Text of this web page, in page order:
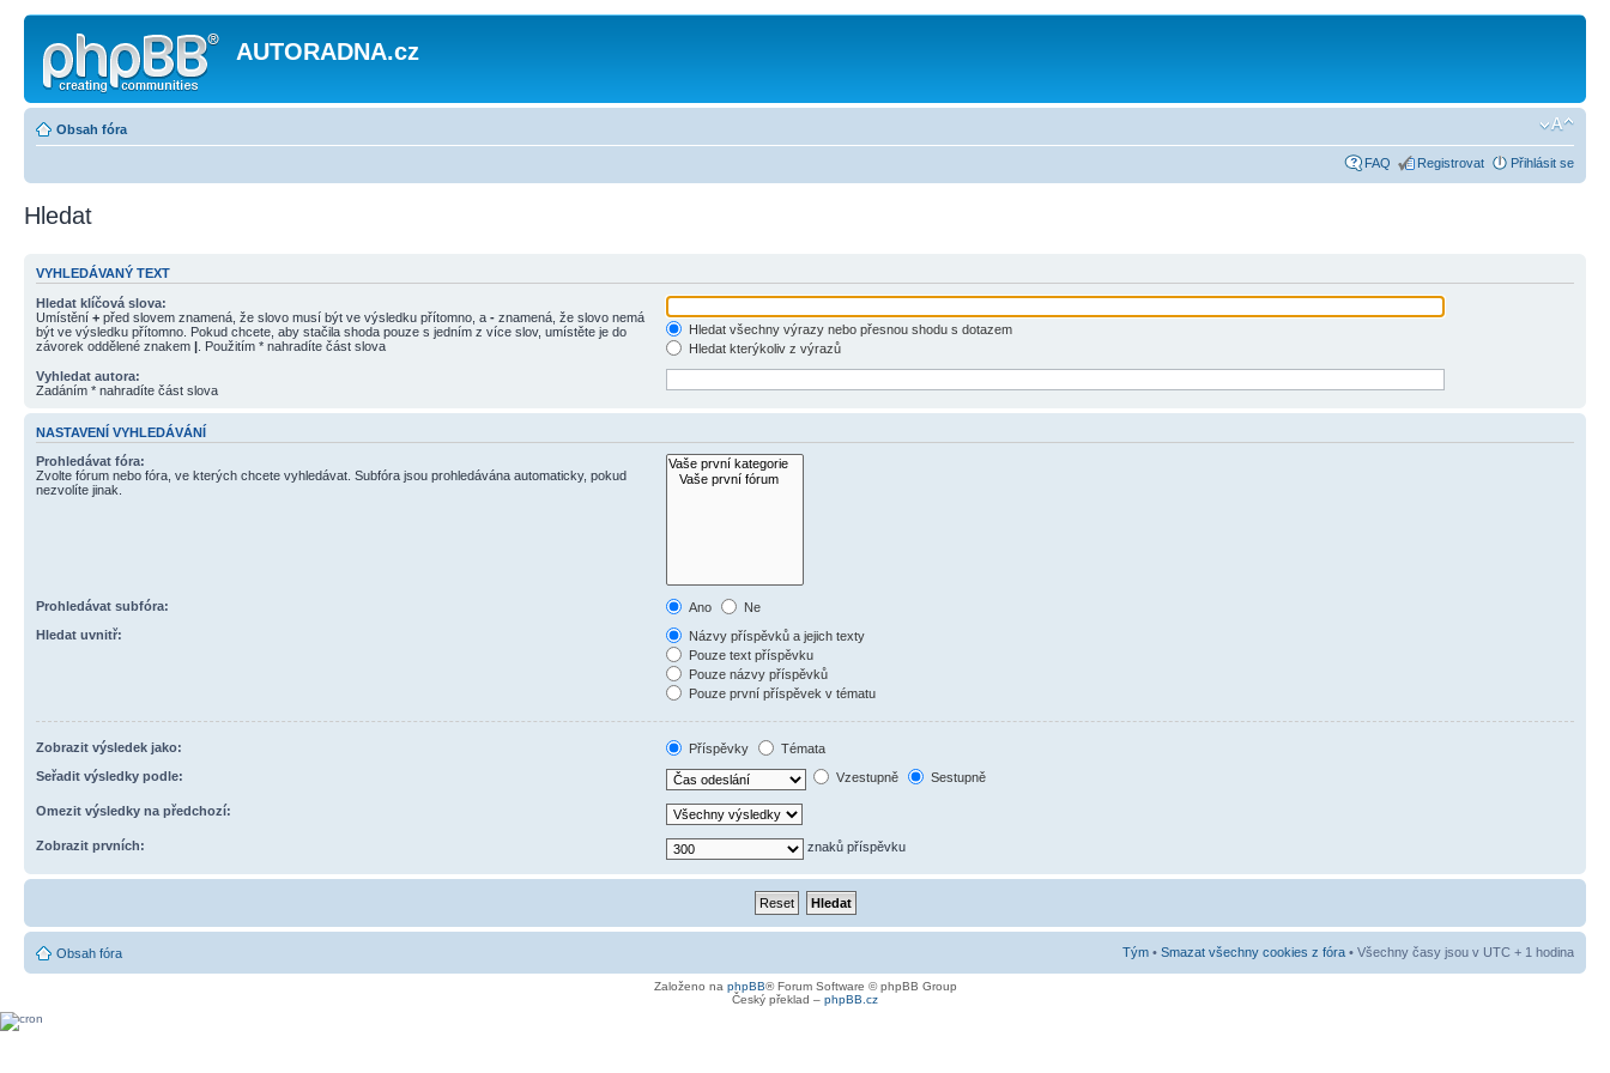
AUTORADNA.cz
Obsah fóra
FAQ Registrovat Přihlásit se
Hledat
VYHLEDÁVANÝ TEXT
Hledat klíčová slova:
Umístění + před slovem znamená, že slovo musí být ve výsledku přítomno, a - znamená, že slovo nemá
být ve výsledku přítomno. Pokud chcete, aby stačila shoda pouze s jedním z více slov, umístěte je do
závorek oddělené znakem | . Použitím * nahradíte část slova
Hledat všechny výrazy nebo přesnou shodu s dotazem
Hledat kterýkoliv z výrazů
Vyhledat autora:
Zadáním * nahradíte část slova
NASTAVENÍ VYHLEDÁVÁNÍ
Prohledávat fóra:
Zvolte fórum nebo fóra, ve kterých chcete vyhledávat. Subfóra jsou prohledávána automaticky, pokud
nezvolíte jinak.
Prohledávat subfóra: Ano
Ne
Hledat uvnitř:
Názvy příspěvků a jejich texty
Pouze text příspěvku
Pouze názvy příspěvků
Pouze první příspěvek v tématu
Zobrazit výsledek jako: Příspěvky
Témata
Seřadit výsledky podle:
Vzestupně Sestupně
Omezit výsledky na předchozí:
Zobrazit prvních: znaků příspěvku
Obsah fóra Tým • Smazat všechny cookies z fóra • Všechny časy jsou v UTC + 1 hodina
Založeno na phpBB® Forum Software © phpBB Group
Český překlad – phpBB.cz